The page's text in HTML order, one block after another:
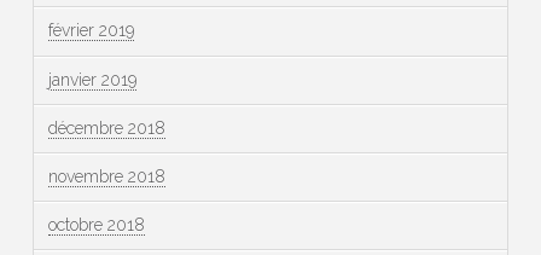
février 2019
janvier 2019
décembre 2018
novembre 2018
octobre 2018